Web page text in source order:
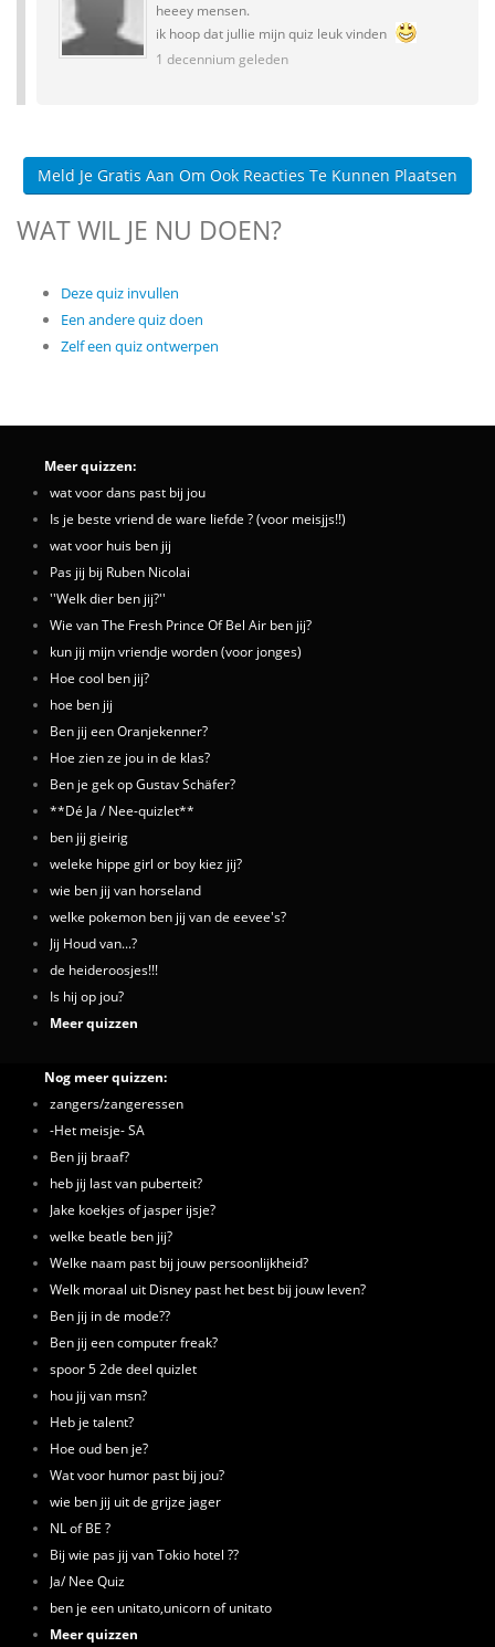
heeey mensen.
ik hoop dat jullie mijn quiz leuk vinden
1 decennium geleden
Meld Je Gratis Aan Om Ook Reacties Te Kunnen Plaatsen
WAT WIL JE NU DOEN?
Deze quiz invullen
Een andere quiz doen
Zelf een quiz ontwerpen
Meer quizzen:
wat voor dans past bij jou
Is je beste vriend de ware liefde ? (voor meisjjs!!)
wat voor huis ben jij
Pas jij bij Ruben Nicolai
''Welk dier ben jij?''
Wie van The Fresh Prince Of Bel Air ben jij?
kun jij mijn vriendje worden (voor jonges)
Hoe cool ben jij?
hoe ben jij
Ben jij een Oranjekenner?
Hoe zien ze jou in de klas?
Ben je gek op Gustav Schäfer?
**Dé Ja / Nee-quizlet**
ben jij gieirig
weleke hippe girl or boy kiez jij?
wie ben jij van horseland
welke pokemon ben jij van de eevee's?
Jij Houd van...?
de heideroosjes!!!
Is hij op jou?
Meer quizzen
Nog meer quizzen:
zangers/zangeressen
-Het meisje- SA
Ben jij braaf?
heb jij last van puberteit?
Jake koekjes of jasper ijsje?
welke beatle ben jij?
Welke naam past bij jouw persoonlijkheid?
Welk moraal uit Disney past het best bij jouw leven?
Ben jij in de mode??
Ben jij een computer freak?
spoor 5 2de deel quizlet
hou jij van msn?
Heb je talent?
Hoe oud ben je?
Wat voor humor past bij jou?
wie ben jij uit de grijze jager
NL of BE ?
Bij wie pas jij van Tokio hotel ??
Ja/ Nee Quiz
ben je een unitato,unicorn of unitato
Meer quizzen